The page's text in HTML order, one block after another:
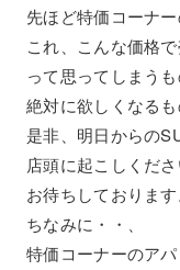
先ほど特価コーナ
これ、こんな価格
って思ってしまう
絶対に欲しくなる
是非、明日からの
店頭に起こしくださ
お待ちしております
ちなみに・・、
特価コーナーのア